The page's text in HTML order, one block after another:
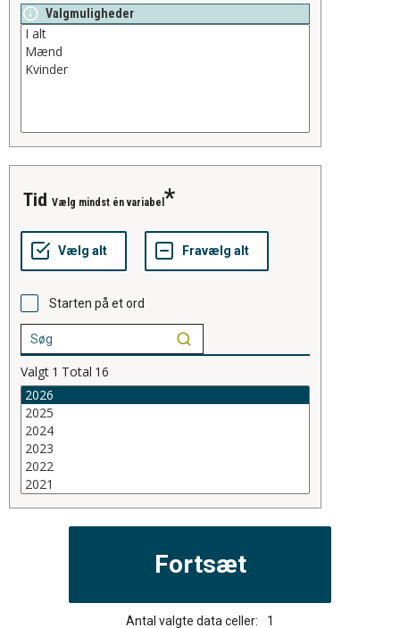
Valgmuligheder
tid Vælg mindst én variabel
Starten på et ord
Valgt 1 Total 16
Antal valgte data celler: 1